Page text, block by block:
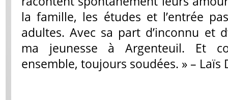
la famille, les études et l’entrée
adultes. Avec sa part d’inconnu et
ma jeunesse à Argenteuil. Et
ensemble, toujours soudées. » – Laïs